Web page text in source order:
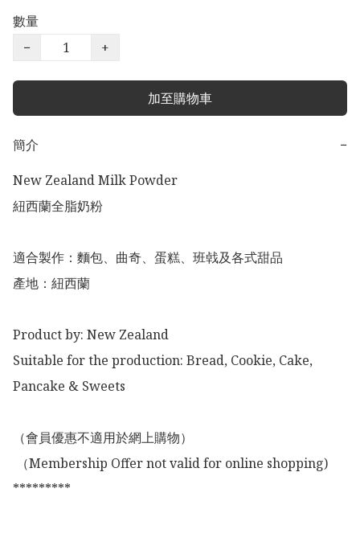
數量
−
+
加至購物車
簡介
−
New Zealand Milk Powder
紐西蘭全脂奶粉
適合製作：麵包、曲奇、蛋糕、班㦸及各式甜品
產地：紐西蘭
Product by: New Zealand
Suitable for the production: Bread, Cookie, Cake,
Pancake & Sweets
（會員優惠不適用於網上購物）
*********